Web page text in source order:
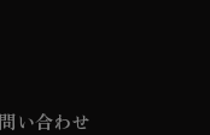
い合わせ